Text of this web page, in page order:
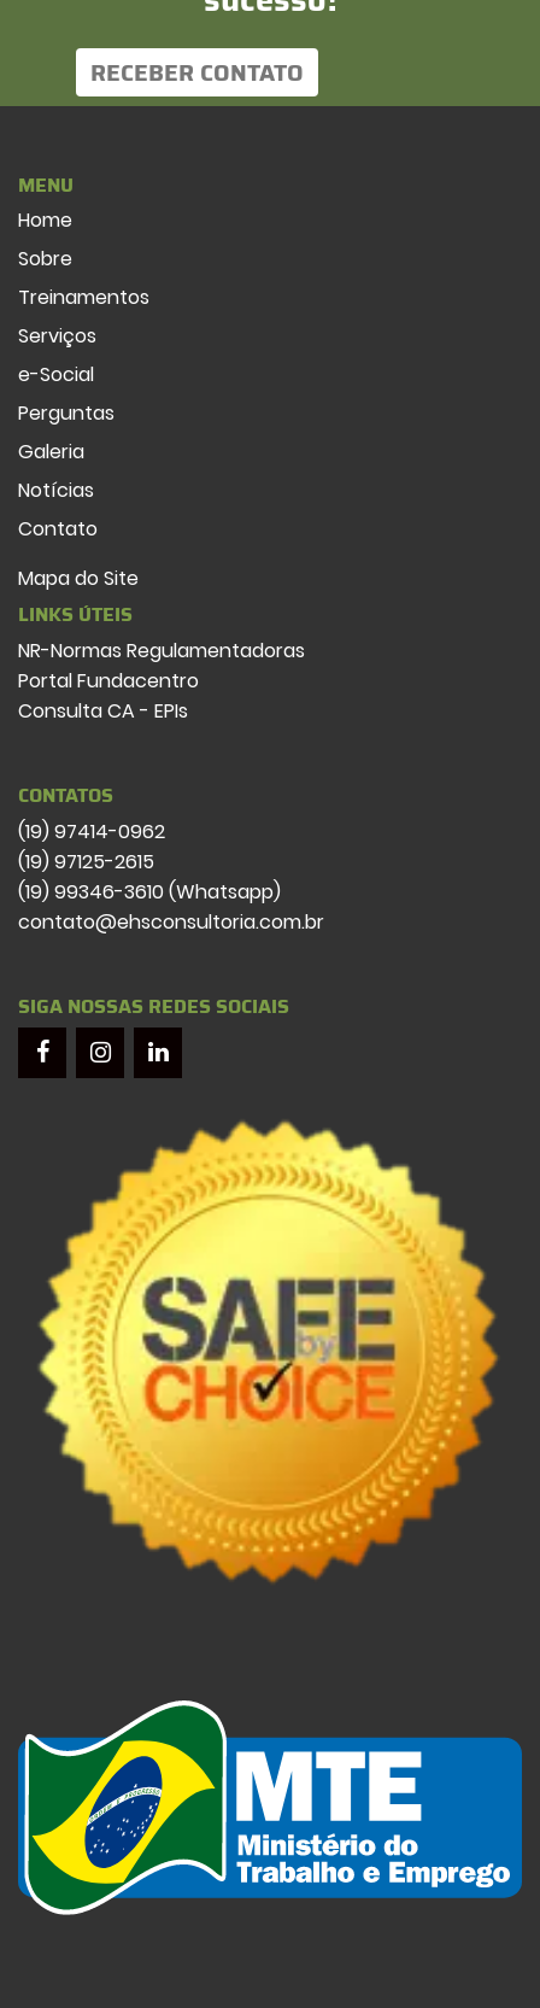
RECEBER CONTATO
MENU
Home
Sobre
Treinamentos
Serviços
e-Social
Perguntas
Galeria
Notícias
Contato
Mapa do Site
LINKS ÚTEIS
NR-Normas Regulamentadoras
Portal Fundacentro
Consulta CA - EPIs
CONTATOS
(19) 97414-0962
(19) 97125-2615
(19) 99346-3610 (Whatsapp)
contato@ehsconsultoria.com.br
SIGA NOSSAS REDES SOCIAIS